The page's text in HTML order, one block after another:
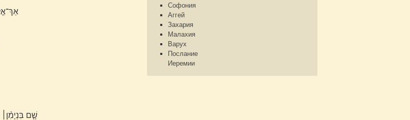
שָׁ֤ם בִּנְיָמִ֨ן׀
Софония
Аггей
Захария
Малахия
Варух
Послание
Иеремии